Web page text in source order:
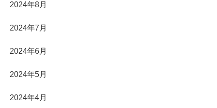
2024年8月
2024年7月
2024年6月
2024年5月
2024年4月